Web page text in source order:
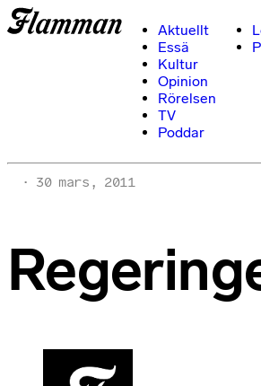
Aktuellt
Essä
Kultur
Opinion
Rörelsen
TV
Poddar
30 mars, 2011